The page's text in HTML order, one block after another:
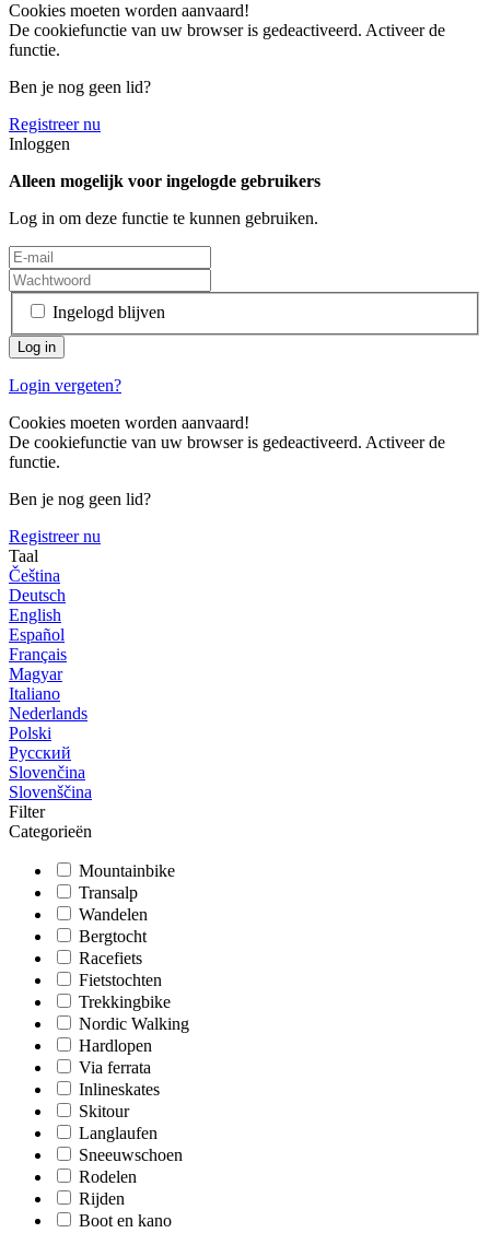
Cookies moeten worden aanvaard!
De cookiefunctie van uw browser is gedeactiveerd. Activeer de
functie.
Ben je nog geen lid?
Registreer nu
Inloggen
Alleen mogelijk voor ingelogde gebruikers
Log in om deze functie te kunnen gebruiken.
Ingelogd blijven
Login vergeten?
Cookies moeten worden aanvaard!
De cookiefunctie van uw browser is gedeactiveerd. Activeer de
functie.
Ben je nog geen lid?
Registreer nu
Taal
Čeština
Deutsch
English
Español
Français
Magyar
Italiano
Nederlands
Polski
Русский
Slovenčina
Slovenščina
Filter
Categorieën
Mountainbike
Transalp
Wandelen
Bergtocht
Racefiets
Fietstochten
Trekkingbike
Nordic Walking
Hardlopen
Via ferrata
Inlineskates
Skitour
Langlaufen
Sneeuwschoen
Rodelen
Rijden
Boot en kano